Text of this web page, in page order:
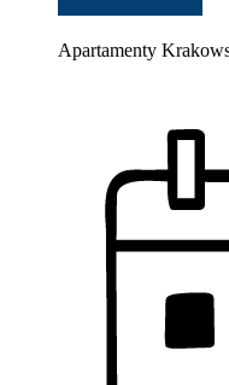
Apartamenty